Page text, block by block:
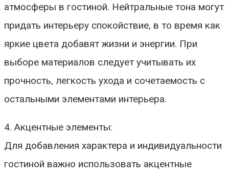
атмосферы в гостиной. Нейтральные тона могут
придать интерьеру спокойствие, в то время как
яркие цвета добавят жизни и энергии. При
выборе материалов следует учитывать их
прочность, легкость ухода и сочетаемость с
остальными элементами интерьера.
4. Акцентные элементы:
Для добавления характера и индивидуальности
гостиной важно использовать акцентные